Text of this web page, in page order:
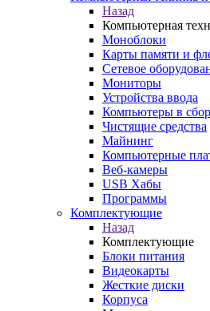
Назад
Компьютерная
Моноблоки
Карты памяти и
Сетевое
Мониторы
Устройства ввода
Компьютеры в
Чистящие средства
Майнинг
Компьютерные
Веб-камеры
USB Хабы
Программы
Комплектующие
Назад
Комплектующие
Блоки питания
Видеокарты
Жесткие диски
Корпуса